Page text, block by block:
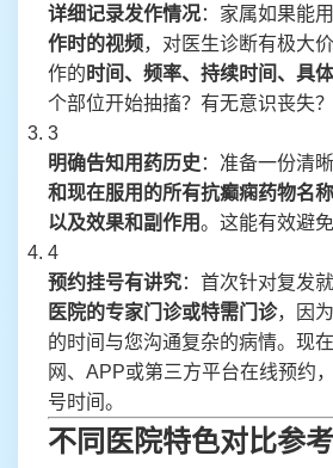
详细记录发作情况：家属如果能
作时的视频，对医生诊断有极大
作的 时间、频率、持续时间、具
个部位开始抽搐？有无意识丧失？
3
明确告知用药历史 ：准备一份清
和现在服用的所有抗癫痫药物名
以及效果和副作用。这能有效避
4
预约挂号有讲究：首次针对复发
医院的专家门诊或特需门诊，因
的时间与您沟通复杂的病情。现
网、APP或第三方平台在线预约
号时间。
不同医院特色对比参考